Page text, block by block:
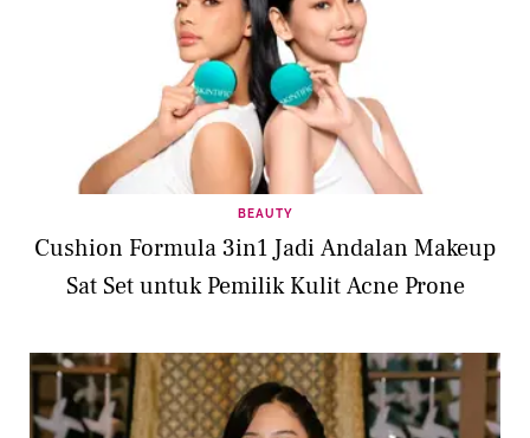
BEAUTY
Cushion Formula 3in1 Jadi Andalan Makeup
Sat Set untuk Pemilik Kulit Acne Prone